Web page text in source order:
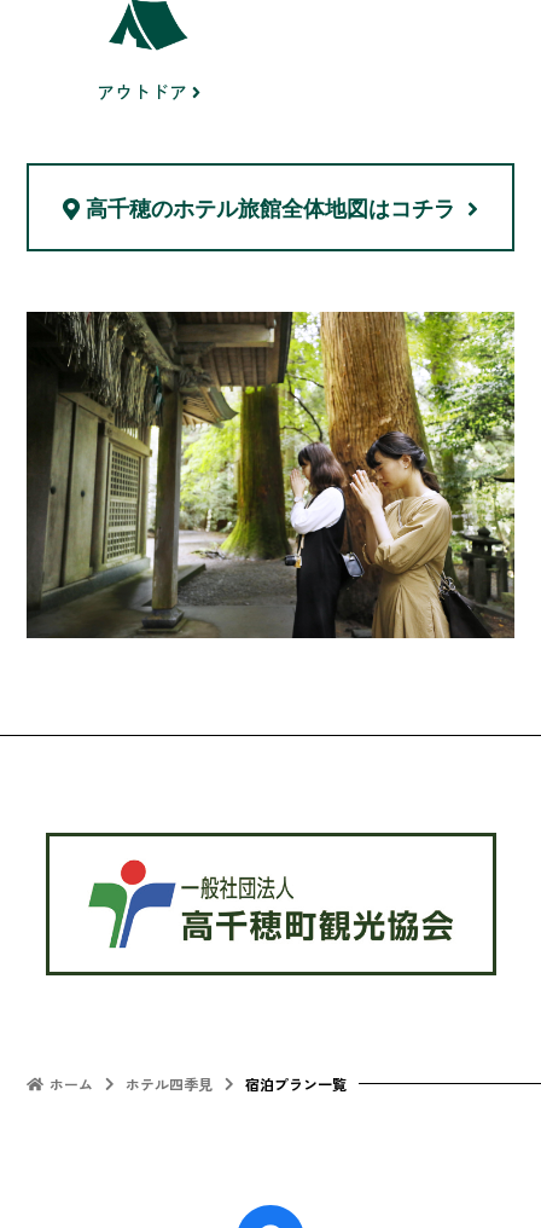
アウトドア
高千穂のホテル旅館全体地図はコチラ
ホーム ホテル四季見 宿泊プラン一覧